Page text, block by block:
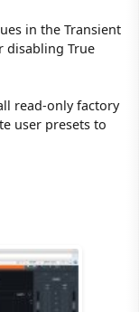
in the Transient
disabling True
read-only factory
user presets to